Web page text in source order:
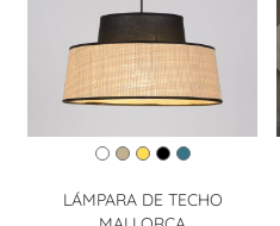
LÁMPARA DE TECHO